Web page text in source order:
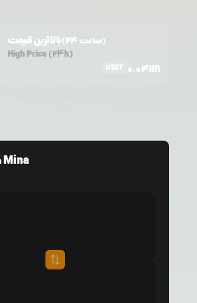
بالاترین قیمت
(24 ساعت)
High Price (24h)
USDT 0.04118
خرید و فروش Mina